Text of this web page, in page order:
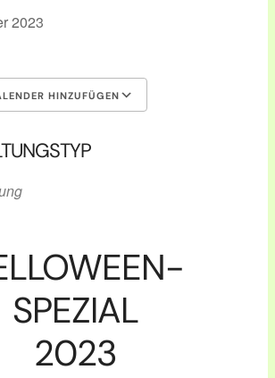
2023
HINZUFÜGEN
SPEZIAL
2023